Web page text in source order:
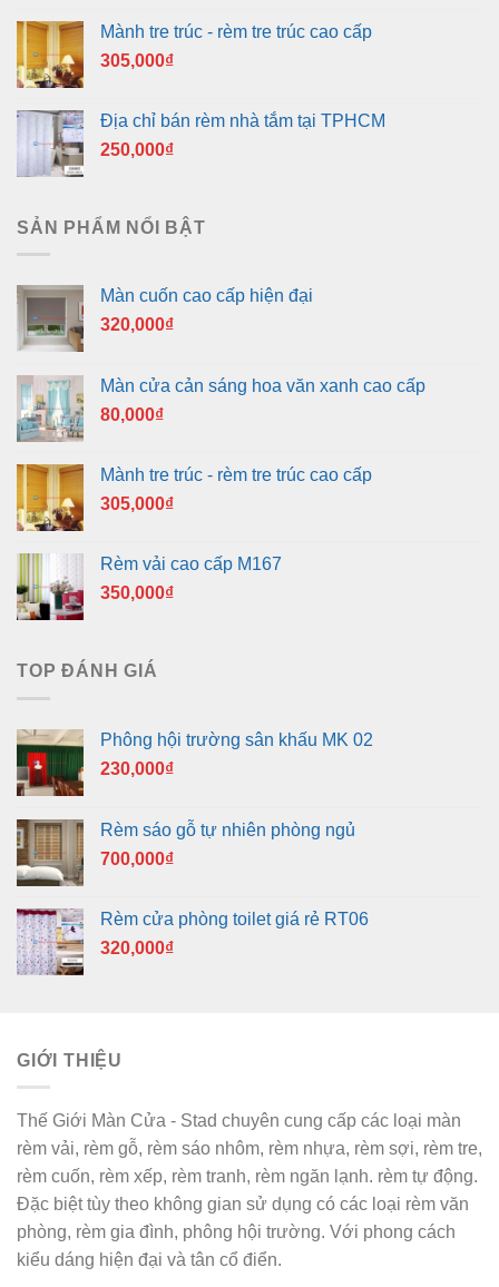
Mành tre trúc - rèm tre trúc cao cấp
305,000₫
Địa chỉ bán rèm nhà tắm tại TPHCM
250,000₫
SẢN PHẨM NỔI BẬT
Màn cuốn cao cấp hiện đại
320,000₫
Màn cửa cản sáng hoa văn xanh cao cấp
80,000₫
Mành tre trúc - rèm tre trúc cao cấp
305,000₫
Rèm vải cao cấp M167
350,000₫
TOP ĐÁNH GIÁ
Phông hội trường sân khấu MK 02
230,000₫
Rèm sáo gỗ tự nhiên phòng ngủ
700,000₫
Rèm cửa phòng toilet giá rẻ RT06
320,000₫
GIỚI THIỆU
Thế Giới Màn Cửa - Stad chuyên cung cấp các loại màn
rèm vải, rèm gỗ, rèm sáo nhôm, rèm nhựa, rèm sợi, rèm tre,
rèm cuốn, rèm xếp, rèm tranh, rèm ngăn lạnh. rèm tự động.
Đặc biệt tùy theo không gian sử dụng có các loại rèm văn
phòng, rèm gia đình, phông hội trường. Với phong cách
kiểu dáng hiện đại và tân cổ điển.